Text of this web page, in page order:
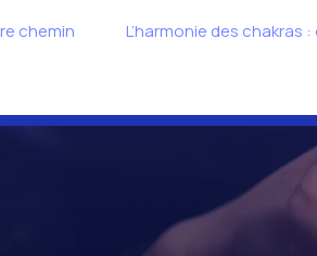
chemin
L’harmonie des chakras